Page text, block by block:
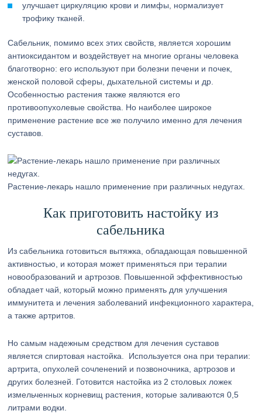
улучшает циркуляцию крови и лимфы, нормализует
трофику тканей.
Сабельник, помимо всех этих свойств, является хорошим
антиоксидантом и воздействует на многие органы человека
благотворно: его используют при болезни печени и почек,
женской половой сферы, дыхательной системы и др.
Особенностью растения также являются его
противоопухолевые свойства. Но наиболее широкое
применение растение все же получило именно для лечения
суставов.
Растение-лекарь нашло применение при различных недугах.
Как приготовить настойку из
сабельника
Из сабельника готовиться вытяжка, обладающая повышенной
активностью, и которая может применяться при терапии
новообразований и артрозов. Повышенной эффективностью
обладает чай, который можно применять для улучшения
иммунитета и лечения заболеваний инфекционного характера,
а также артритов.
Но самым надежным средством для лечения суставов
является спиртовая настойка. Используется она при терапии:
артрита, опухолей сочленений и позвоночника, артрозов и
других болезней. Готовится настойка из 2 столовых ложек
измельченных корневищ растения, которые заливаются 0,5
литрами водки.